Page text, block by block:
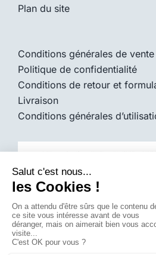
Plan du site
Conditions générales de vente
Politique de confidentialité
Conditions de retour et
Livraison
Conditions générales